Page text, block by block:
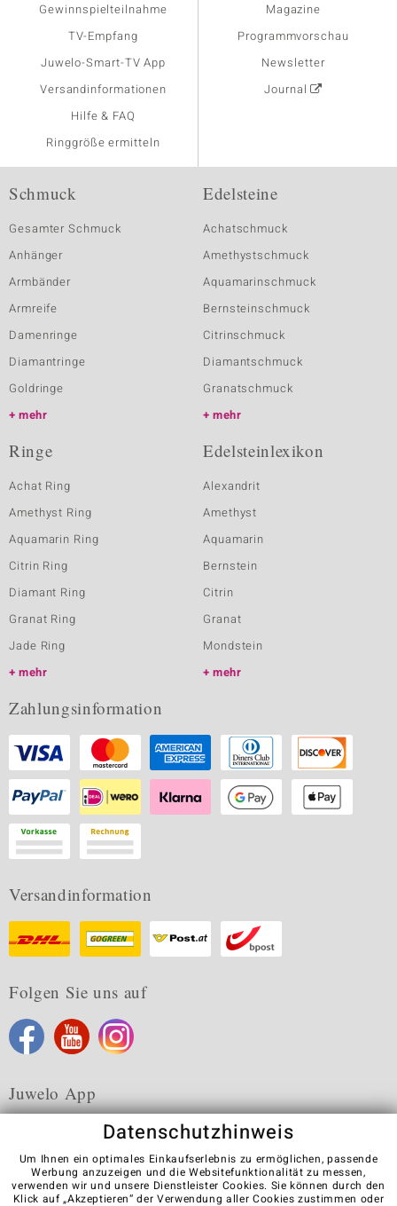
Gewinnspielteilnahme
TV-Empfang
Juwelo-Smart-TV App
Versandinformationen
Hilfe & FAQ
Ringgröße ermitteln
Magazine
Programmvorschau
Newsletter
Journal
Schmuck
Gesamter Schmuck
Anhänger
Armbänder
Armreife
Damenringe
Diamantringe
Goldringe
mehr
Edelsteine
Achatschmuck
Amethystschmuck
Aquamarinschmuck
Bernsteinschmuck
Citrinschmuck
Diamantschmuck
Granatschmuck
mehr
Ringe
Achat Ring
Amethyst Ring
Aquamarin Ring
Citrin Ring
Diamant Ring
Granat Ring
Jade Ring
mehr
Edelsteinlexikon
Alexandrit
Amethyst
Aquamarin
Bernstein
Citrin
Granat
Mondstein
mehr
Zahlungsinformation
Versandinformation
Folgen Sie uns auf
Juwelo App
Karriere AGB Datenschutz Cookies
Impressum
Datenschutzhinweis
Um Ihnen ein optimales Einkaufserlebnis zu ermöglichen, passende
Werbung anzuzeigen und die Websitefunktionalität zu messen,
verwenden wir und unsere Dienstleister Cookies. Sie können durch den
Klick auf „Akzeptieren“ der Verwendung aller Cookies zustimmen oder